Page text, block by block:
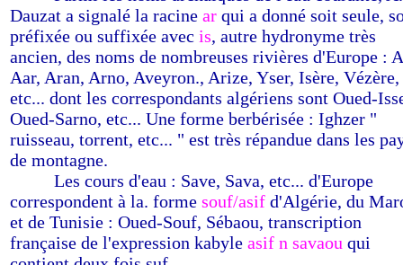
Dauzat a signalé la racine ar qui a donné soit seule,
préfixée ou suffixée avec is, autre hydronyme très
ancien, des noms de nombreuses rivières d'Europe :
Aar, Aran, Arno, Aveyron., Arize, Yser, Isère, Vézère,
etc... dont les correspondants algériens sont Oued-
Oued-Sarno, etc... Une forme berbérisée : Ighzer "
ruisseau, torrent, etc... " est très répandue dans les
de montagne.
Les cours d'eau : Save, Sava, etc... d'Europe
correspondent à la. forme souf/asif d'Algérie, du
et de Tunisie : Oued-Souf, Sébaou, transcription
française de l'expression kabyle asif n savaou qui